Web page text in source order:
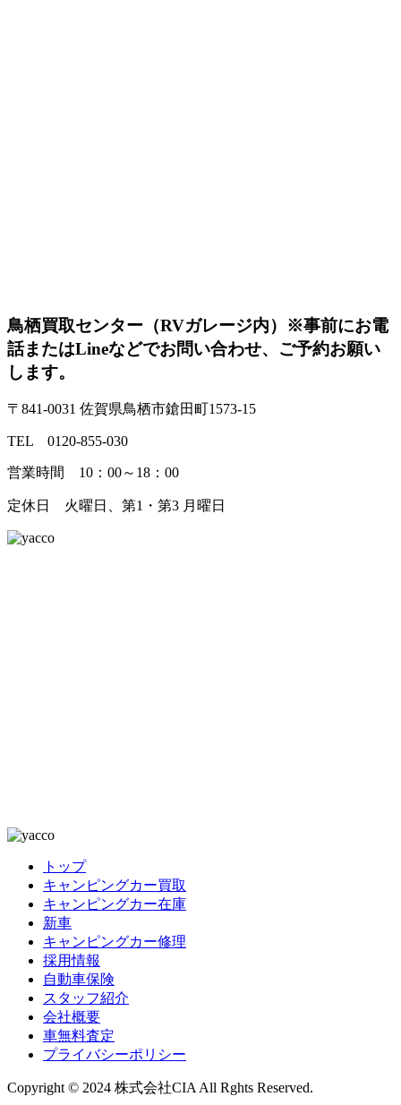
鳥栖買取センター（RVガレージ内） ※事前にお電
話またはLineなどでお問い合わせ、ご予約お願い
します。
〒841-0031 佐賀県鳥栖市鎗田町1573-15
TEL 0120-855-030
営業時間 10：00～18：00
定休日 火曜日、第1・第3 月曜日
トップ
キャンピングカー買取
キャンピングカー在庫
新車
キャンピングカー修理
採用情報
自動車保険
スタッフ紹介
会社概要
車無料査定
プライバシーポリシー
Copyright © 2024 株式会社CIA All Rghts Reserved.